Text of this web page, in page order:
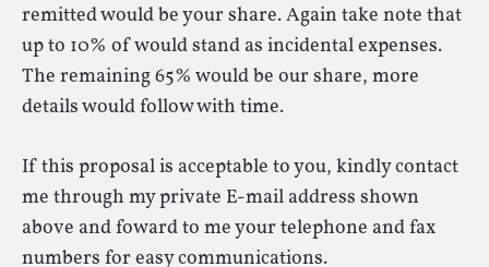
remitted would be your share. Again take note that
up to 10% of would stand as incidental expenses.
The remaining 65% would be our share, more
details would follow with time.
If this proposal is acceptable to you, kindly contact
me through my private E-mail address shown
above and foward to me your telephone and fax
numbers for easy communications.